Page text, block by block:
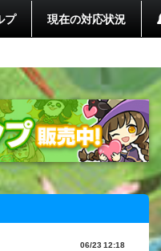
プ 現在の対応状況
06/23 12:18